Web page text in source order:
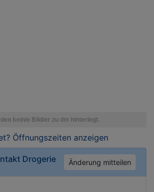
Öffnungszeiten anzeigen
Drogerie Änderung mitteilen